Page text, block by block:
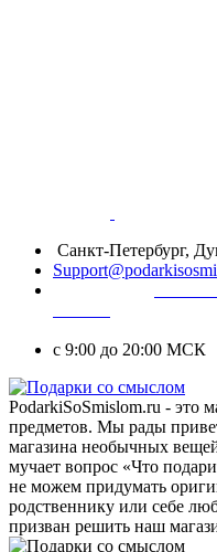
Санкт-
+7
с 9:00 до 20:00 МСК
PodarkiSoSmislom.ru - это
предметов. Мы рады
магазина необычных
мучает вопрос «Что
не можем придумать
родственнику или себе
призван решить наш